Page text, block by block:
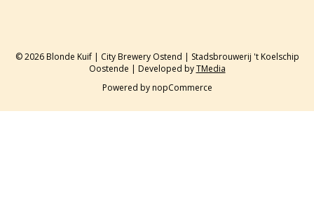
© 2026 Blonde Kuif | City Brewery Ostend | Stadsbrouwerij 't Koelschip
Oostende | Developed byTMedia
Powered bynopCommerce